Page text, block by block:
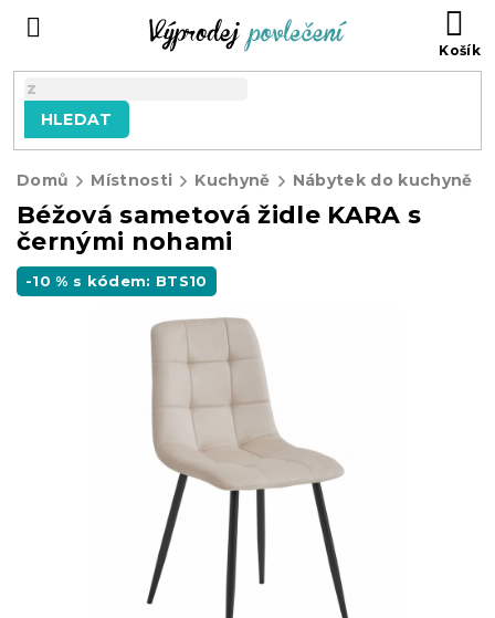
HLEDAT
Domů Místnosti Kuchyně Nábytek do kuchyně
Béžová sametová židle KARA s
černými nohami
-10 % s kódem: BTS10